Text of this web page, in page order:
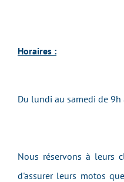
Horaires :
Du lundi au samedi de
Nous réservons à leurs
d'assurer leurs motos